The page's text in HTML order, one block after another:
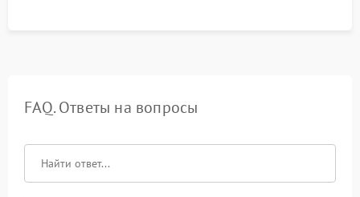
FAQ. Ответы на вопросы